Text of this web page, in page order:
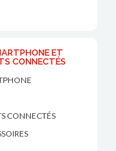
ET
CONNECTÉS
CONNECTÉS